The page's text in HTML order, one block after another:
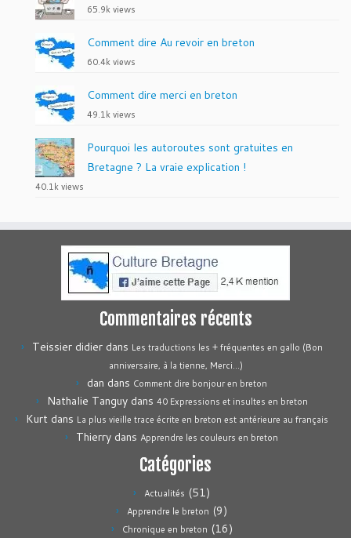
65.9k views
Comment dire Au revoir en breton
60.4k views
Comment dire merci en breton
49.1k views
Pourquoi les autoroutes sont gratuites en
Bretagne ? La vraie explication !
40.1k views
Commentaires récents
Teissier didierdans Les traductions les + fréquentes en gallo (Bon
anniversaire, à la tienne, Merci…)
dan dans Comment dire bonjour en breton
Nathalie Tanguydans 40 Expressions et insultes en breton
Kurt dans La plus vieille trace écrite en breton est antérieure au français
Thierry dans Apprendre les couleurs en breton
Catégories
Actualités (51)
Apprendre le breton (9)
Chronique en breton (16)